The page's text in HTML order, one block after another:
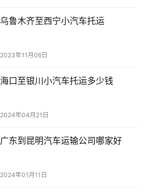
乌鲁木齐至西宁小汽车托运
2023年11月06日
海口至银川小汽车托运多少钱
2024年04月21日
广东到昆明汽车运输公司哪家好
2024年01月11日